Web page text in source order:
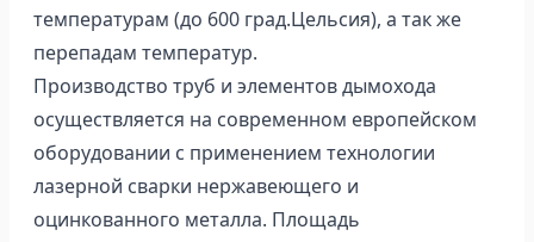
температурам (до 600 град.Цельсия), а так же
перепадам температур.
Производство труб и элементов дымохода
осуществляется на современном европейском
оборудовании с применением технологии
лазерной сварки нержавеющего и
оцинкованного металла. Площадь